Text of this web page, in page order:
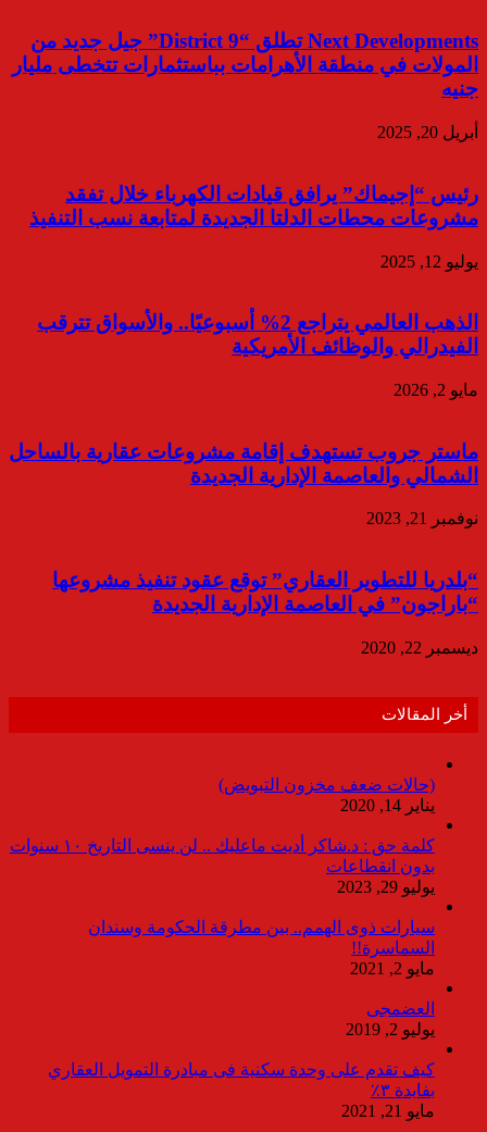
Next Developments تطلق “District 9” جيل جديد من
المولات في منطقة الأهرامات بباستثمارات تتخطى مليار
جنيه
أبريل 20, 2025
رئيس “إجيماك” يرافق قيادات الكهرباء خلال تفقد
مشروعات محطات الدلتا الجديدة لمتابعة نسب التنفيذ
يوليو 12, 2025
الذهب العالمي يتراجع 2% أسبوعيًا.. والأسواق تترقب
الفيدرالي والوظائف الأمريكية
مايو 2, 2026
ماستر جروب تستهدف إقامة مشروعات عقارية بالساحل
الشمالي والعاصمة الإدارية الجديدة
نوفمبر 21, 2023
“بلدريا للتطوير العقاري” توقع عقود تنفيذ مشروعها
“باراجون” في العاصمة الإدارية الجديدة
ديسمبر 22, 2020
أخر المقالات
(حالات ضعف مخزون التبويض)
يناير 14, 2020
كلمة حق : د.شاكر أديت ماعليك .. لن ينسى التاريخ ١٠ سنوات
بدون انقطاعات
يوليو 29, 2023
سيارات ذوى الهمم.. بين مطرقة الحكومة وسندان
السماسرة!!
مايو 2, 2021
العضمجى
يوليو 2, 2019
كيف تقدم على وحدة سكنية فى مبادرة التمويل العقاري
بفايدة ٣٪
مايو 21, 2021